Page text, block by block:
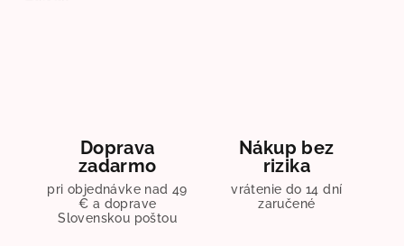
Doprava
zadarmo
pri objednávke nad 49
€ a doprave
Slovenskou poštou
Nákup bez
rizika
vrátenie do 14 dní
zaručené